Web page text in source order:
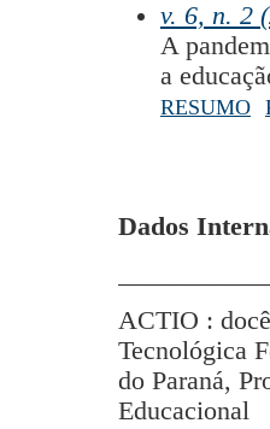
v. 6, n. 2
A
a
RESUMO
Dados
ACTIO :
Tecnológica
do Paraná,
Educacional